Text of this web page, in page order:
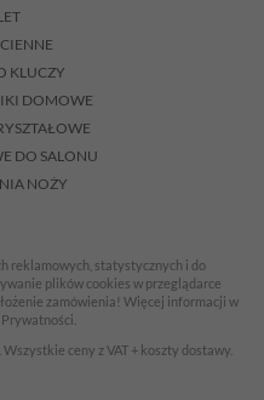
KLUCZY
DOMOWE
DO SALONU
NOŻY
reklamowych, statystycznych i do
plików cookies w przeglądarce
zamówienia! Więcej informacji w
ceny z VAT + koszty dostawy.